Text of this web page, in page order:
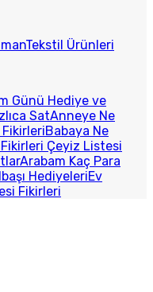
Tekstil Ürünleri
Günü Hediye ve
SatAnneye Ne
FikirleriBabaya Ne
Çeyiz Listesi
Arabam Kaç Para
HediyeleriEv
Fikirleri